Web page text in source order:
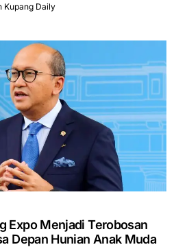
Kupang Daily
Expo Menjadi Terobosan
Depan Hunian Anak Muda